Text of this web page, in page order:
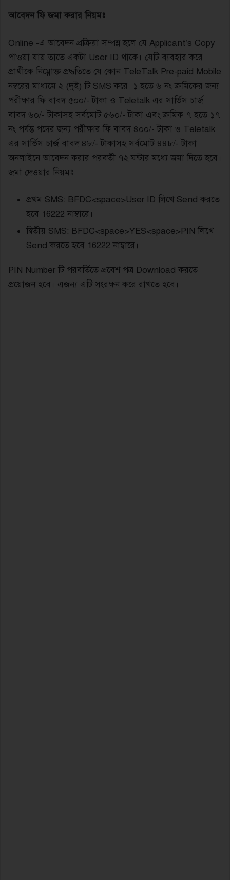
আবেদন ফি জমা করার নিয়মঃ
Online -এ আবেদন প্রক্রিয়া সম্পন্ন হলে যে Applicant’s Copy
পাওয়া যায় তাতে একটা User ID থাকে। যেটি ব্যবহার করে
প্রার্থীকে নিম্নোক্ত প্রদ্ধতিতে যে কোন TeleTalk Pre-paid Mobile
নম্বরের মাধ্যমে ২ (দুই) টি SMS করে ১ হতে ৬ নং ক্রমিকের জন্য
পরীক্ষার ফি বাবদ ৫০০/- টাকা ও Teletalk এর সার্ভিস চার্জ
বাবদ ৬০/- টাকাসহ সর্বমোট ৫৬০/- টাকা এবং ক্রমিক ৭ হতে ১৭
নং পর্যন্ত পদের জন্য পরীক্ষার ফি বাবদ ৪০০/- টাকা ও Teletalk
এর সার্ভিস চার্জ বাবদ ৪৮/- টাকাসহ সর্বমোট ৪৪৮/- টাকা
অনলাইনে আবেদন করার পরবর্তী ৭২ ঘন্টার মধ্যে জমা দিতে হবে।
জমা দেওয়ার নিয়মঃ
প্রথম SMS: BFDC<space>User ID লিখে Send করতে
হবে 16222 নাম্বারে।
দ্বিতীয় SMS: BFDC<space>YES<space>PIN লিখে
Send করতে হবে 16222 নাম্বারে।
PIN Number টি পরবর্তিতে প্রবেশ পত্র Download করতে
প্রয়োজন হবে। এজন্য এটি সংরক্ষন করে রাখতে হবে।